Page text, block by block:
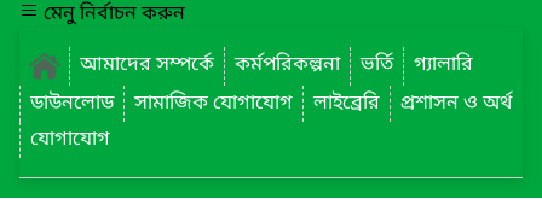
মেনু নির্বাচন করুন
আমাদের সম্পর্কে
কর্মপরিকল্পনা ভর্তি
গ্যালারি
ডাউনলোড
সামাজিক যোগাযোগ লাইব্রেরি
প্রশাসন ও অর্থ
যোগাযোগ